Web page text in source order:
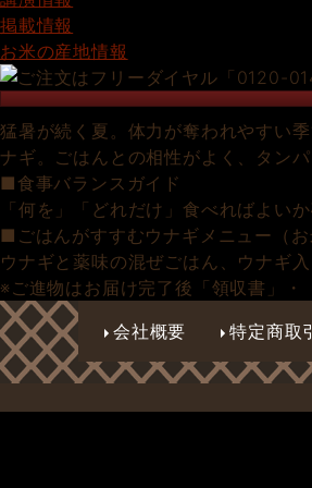
掲載情報
お米の産地情報
猛暑が続く夏。体力が奪われやすい
ナギ。ごはんとの相性がよく、タン
■食事バランスガイド
「何を」「どれだけ」食べればよい
■ごはんがすすむウナギメニュー（お
ウナギと薬味の混ぜごはん、ウナギ
※ご進物はお届け完了後「領収書」・
会社概要
特定商取